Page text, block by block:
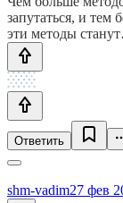
запутаться, и тем
эти методы
Ответить
shm-vadim27 фев